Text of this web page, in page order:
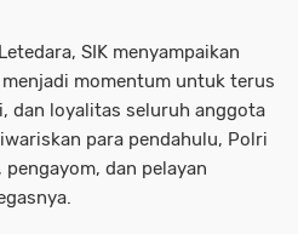
SIK menyampaikan
momentum untuk terus
dan loyalitas seluruh anggota
para pendahulu, Polri
dan pelayan